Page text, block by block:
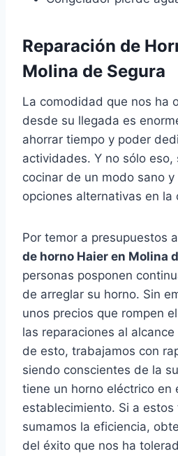
Reparación de
Molina de Segura
La comodidad que nos ha
desde su llegada es
ahorrar tiempo y poder
actividades. Y no sólo eso,
cocinar de un modo sano
opciones alternativas en la
Por temor a presupuestos
de horno Haier en Molina
personas posponen
de arreglar su horno. Sin
unos precios que rompen
las reparaciones al
de esto, trabajamos con
siendo conscientes de la
tiene un horno eléctrico en
establecimiento. Si a estos
sumamos la eficiencia,
del éxito que nos ha